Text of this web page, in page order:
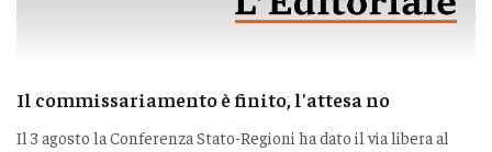
Il commissariamento è finito, l'attesa no
Il 3 agosto la Conferenza Stato-Regioni ha dato il via libera al